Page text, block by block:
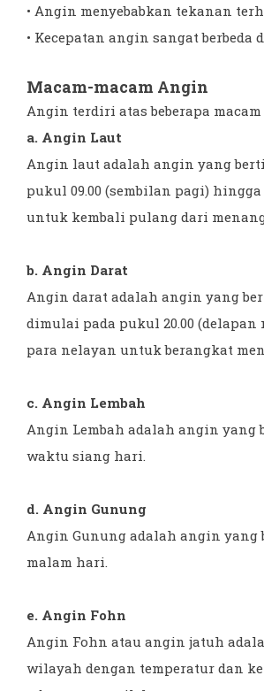
• Angin menyebabkan tekanan
• Kecepatan angin sangat
Macam-macam Angin
Angin terdiri atas beberapa
a. Angin Laut
Angin laut adalah angin yang
pukul 09.00 (sembilan pagi)
untuk kembali pulang dari
b. Angin Darat
Angin darat adalah angin yang
dimulai pada pukul 20.00
para nelayan untuk berangkat
c. Angin Lembah
Angin Lembah adalah angin
waktu siang hari.
d. Angin Gunung
Angin Gunung adalah angin yang
malam hari.
e. Angin Fohn
Angin Fohn atau angin jatuh
wilayah dengan temperatur dan